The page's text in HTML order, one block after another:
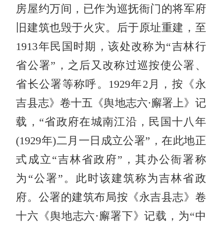
房屋约万间，已作为巡抚衙门的将军府
旧建筑也毁于火灾。后于原址重建，至
1913年民国时期，该处改称为“吉林行
省公署”，之后又改称过巡按使公署、
省长公署等称呼。1929年2月，按《永
吉县志》卷十五《舆地志六·廨署上》记
载，“省政府在城南江沿，民国十八年
(1929年)二月一日成立公署”，在此地正
式成立“吉林省政府”，其办公衙署称
为“公署”。此时该建筑称为吉林省政
府。公署的建筑布局按《永吉县志》卷
十六《舆地志六·廨署下》记载，为“中